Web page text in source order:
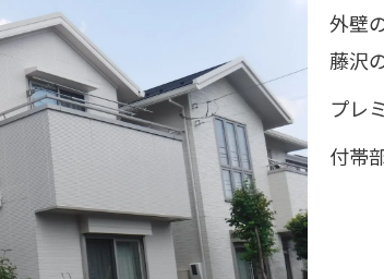
外壁
藤沢
プレ
付帯